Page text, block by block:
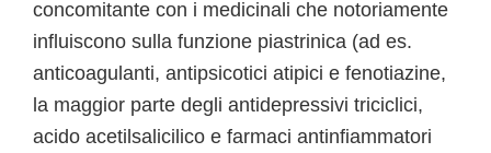
concomitante con i medicinali che notoriamente
influiscono sulla funzione piastrinica (ad es.
anticoagulanti, antipsicotici atipici e fenotiazine,
la maggior parte degli antidepressivi triciclici,
acido acetilsalicilico e farmaci antinfiammatori